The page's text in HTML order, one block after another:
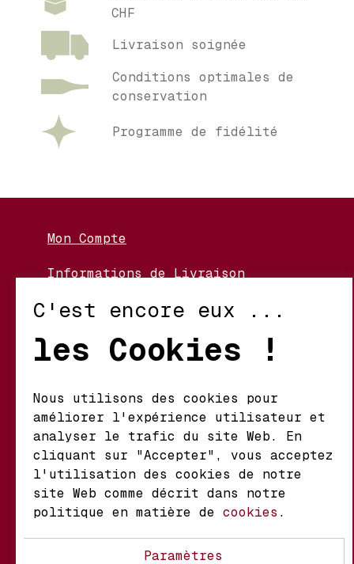
CHF
Livraison soignée
Conditions optimales de
conservation
Programme de fidélité
Mon Compte
Informations de Livraison
Conditions d’Utilisation
Mathieu S.A. Vins fins
d'origine
Chemin du Coteau 29 A
1123 Aclens Suisse
@MATHIEUVINS
C'est encore eux ...
les Cookies !
Nous utilisons des cookies pour
améliorer l'expérience utilisateur et
analyser le trafic du site Web. En
cliquant sur "Accepter", vous acceptez
l'utilisation des cookies de notre
site Web comme décrit dans notre
politique en matière de cookies .
Paramètres